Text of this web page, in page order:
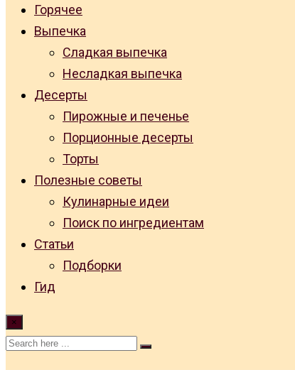
Горячее
Выпечка
Сладкая выпечка
Несладкая выпечка
Десерты
Пирожные и печенье
Порционные десерты
Торты
Полезные советы
Кулинарные идеи
Поиск по ингредиентам
Статьи
Подборки
Гид
×